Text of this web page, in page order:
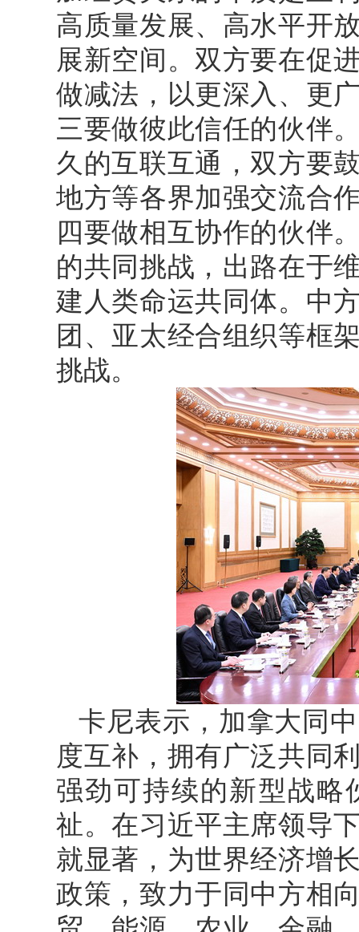
高质量发展、高水平开
展新空间。双方要在促
做减法，以更深入、更
三要做彼此信任的伙伴
久的互联互通，双方要
地方等各界加强交流合
四要做相互协作的伙伴
的共同挑战，出路在于
建人类命运共同体。中
团、亚太经合组织等框
挑战。
卡尼表示，加拿大同
度互补，拥有广泛共同
强劲可持续的新型战略
祉。在习近平主席领导
就显著，为世界经济增
政策，致力于同中方相